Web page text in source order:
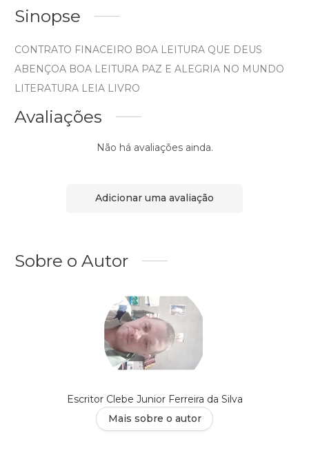
Sinopse
CONTRATO FINACEIRO BOA LEITURA QUE DEUS
ABENÇOA BOA LEITURA PAZ E ALEGRIA NO MUNDO
LITERATURA LEIA LIVRO
Avaliações
Não há avaliações ainda.
Adicionar uma avaliação
Sobre o Autor
Escritor Clebe Junior Ferreira da Silva
Mais sobre o autor